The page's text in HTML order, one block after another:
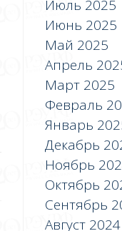
Июль 2025
Июнь 2025
Май 2025
Апрель
Март 2025
Февраль
Январь
Декабрь
Ноябрь
Октябрь
Сентябрь
Август 2024